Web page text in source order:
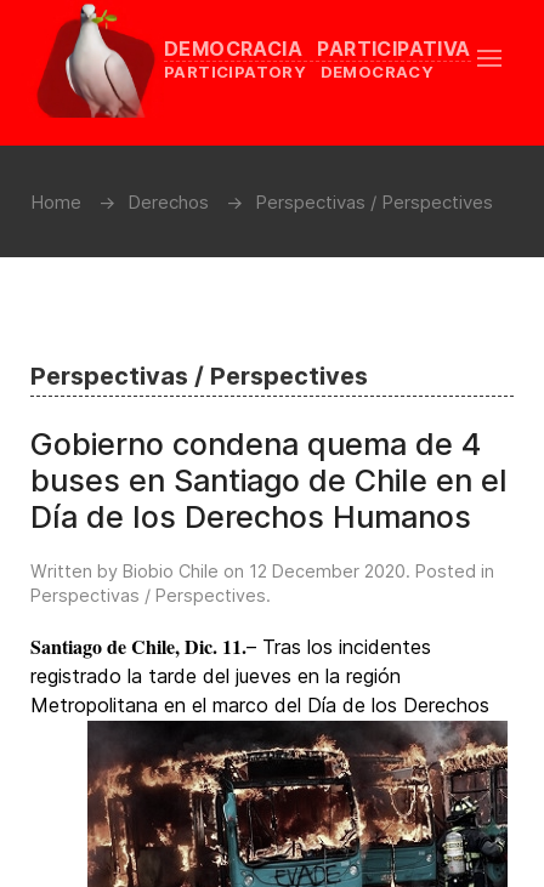
DEMOCRACIA PARTICIPATIVA
PARTICIPATORY DEMOCRACY
Home Derechos Perspectivas / Perspectives
Perspectivas / Perspectives
Gobierno condena quema de 4
buses en Santiago de Chile en el
Día de los Derechos Humanos
Written by Biobio Chile on 12 December 2020. Posted in
Perspectivas / Perspectives.
Santiago de Chile, Dic. 11.– Tras los incidentes
registrado la tarde del jueves en la región
Metropolitana en el marco del Día de los Derechos